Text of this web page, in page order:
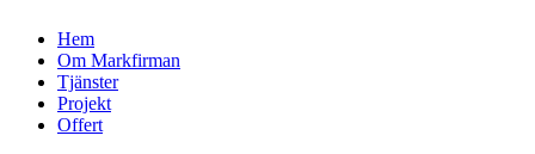
Hem
Om Markfirman
Tjänster
Projekt
Offert